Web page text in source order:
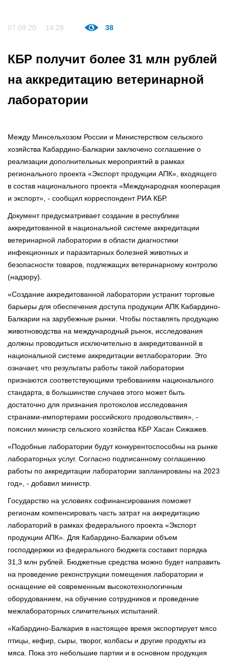
07.09.20 14:28 38
КБР получит более 31 млн рублей
на аккредитацию ветеринарной
лаборатории
Между Минсельхозом России и Министерством сельского
хозяйства Кабардино-Балкарии заключено соглашение о
реализации дополнительных мероприятий в рамках
регионального проекта «Экспорт продукции АПК», входящего
в состав национального проекта «Международная кооперация
и экспорт», - сообщил корреспондент РИА КБР.
Документ предусматривает создание в республике
аккредитованной в национальной системе аккредитации
ветеринарной лаборатории в области диагностики
инфекционных и паразитарных болезней животных и
безопасности товаров, подлежащих ветеринарному контролю
(надзору).
«Создание аккредитованной лаборатории устранит торговые
барьеры для обеспечения доступа продукции АПК Кабардино-
Балкарии на зарубежные рынки. Чтобы поставлять продукцию
животноводства на международный рынок, исследования
должны проводиться исключительно в аккредитованной в
национальной системе аккредитации ветлаборатории. Это
означает, что результаты работы такой лаборатории
признаются соответствующими требованиям национального
стандарта, в большинстве случаев этого может быть
достаточно для признания протоколов исследования
странами-импортерами российского продовольствия», -
пояснил министр сельского хозяйства КБР Хасан Сижажев.
«Подобные лаборатории будут конкурентоспособны на рынке
лабораторных услуг. Согласно подписанному соглашению
работы по аккредитации лаборатории запланированы на 2023
год», - добавил министр.
Государство на условиях софинансирования поможет
регионам компенсировать часть затрат на аккредитацию
лабораторий в рамках федерального проекта «Экспорт
продукции АПК». Для Кабардино-Балкарии объем
господдержки из федерального бюджета составит порядка
31,3 млн рублей. Бюджетные средства можно будет направить
на проведение реконструкции помещения лаборатории и
оснащение её современным высокотехнологичным
оборудованием, на обучение сотрудников и проведение
межлабораторных сличительных испытаний.
«Кабардино-Балкария в настоящее время экспортирует мясо
птицы, кефир, сыры, творог, колбасы и другие продукты из
мяса. Пока это небольшие партии и в основном продукция